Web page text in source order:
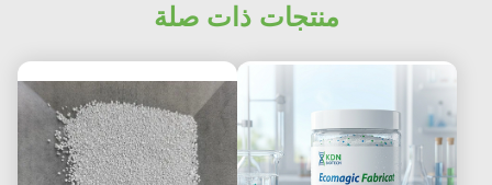
منتجات ذات صلة